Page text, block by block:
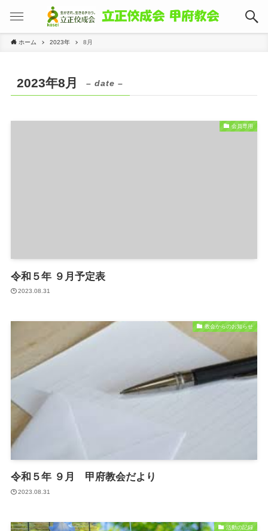
ホーム 2023年 8月
2023年8月 – date –
会員専用
令和５年 ９月予定表
2023.08.31
教会からのお知らせ
令和５年 ９月 甲府教会だより
2023.08.31
活動の記録